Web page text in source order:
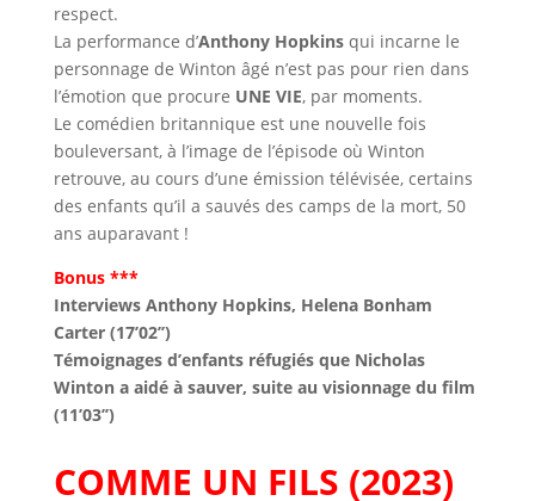
respect.
La performance d’Anthony Hopkins qui incarne le
personnage de Winton âgé n’est pas pour rien dans
l’émotion que procure UNE VIE, par moments.
Le comédien britannique est une nouvelle fois
bouleversant, à l’image de l’épisode où Winton
retrouve, au cours d’une émission télévisée, certains
des enfants qu’il a sauvés des camps de la mort, 50
ans auparavant !
Bonus ***
Interviews Anthony Hopkins, Helena Bonham
Carter (17’02’’)
Témoignages d’enfants réfugiés que Nicholas
Winton a aidé à sauver, suite au visionnage du film
(11’03’’)
COMME UN FILS (2023)